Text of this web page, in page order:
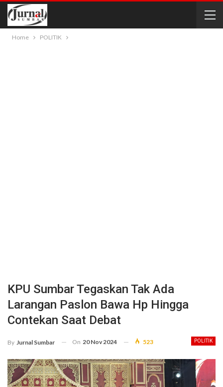
Home POLITIK
KPU Sumbar Tegaskan Tak Ada
Larangan Paslon Bawa Hp Hingga
Contekan Saat Debat
POLITIK
By Jurnal Sumbar On 20 Nov 2024 523